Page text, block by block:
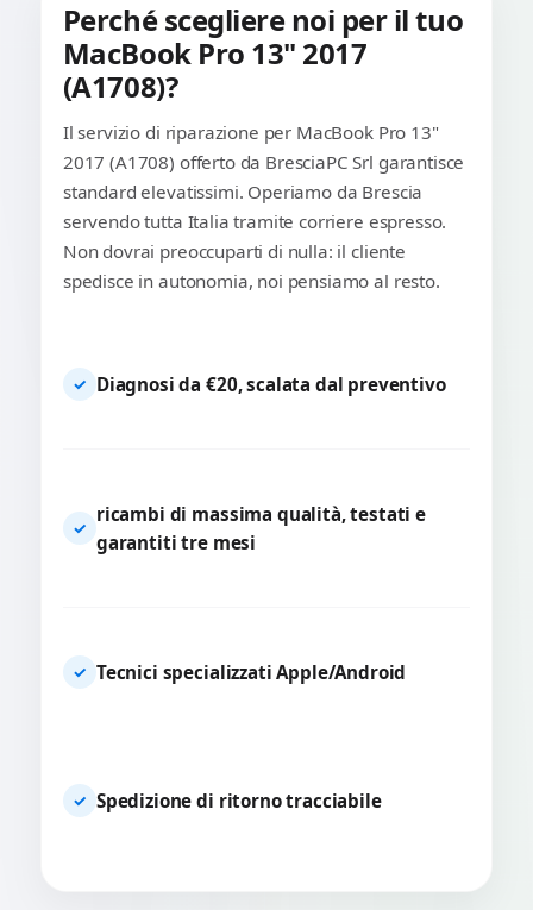
Perché scegliere noi per il tuo
MacBook Pro 13" 2017
(A1708)?
Il servizio di riparazione per MacBook Pro 13"
2017 (A1708) offerto da BresciaPC Srl garantisce
standard elevatissimi. Operiamo da Brescia
servendo tutta Italia tramite corriere espresso.
Non dovrai preoccuparti di nulla: il cliente
spedisce in autonomia, noi pensiamo al resto.
✓ Diagnosi da €20, scalata dal preventivo
✓
ricambi di massima qualità, testati e
garantiti tre mesi
✓ Tecnici specializzati Apple/Android
✓ Spedizione di ritorno tracciabile